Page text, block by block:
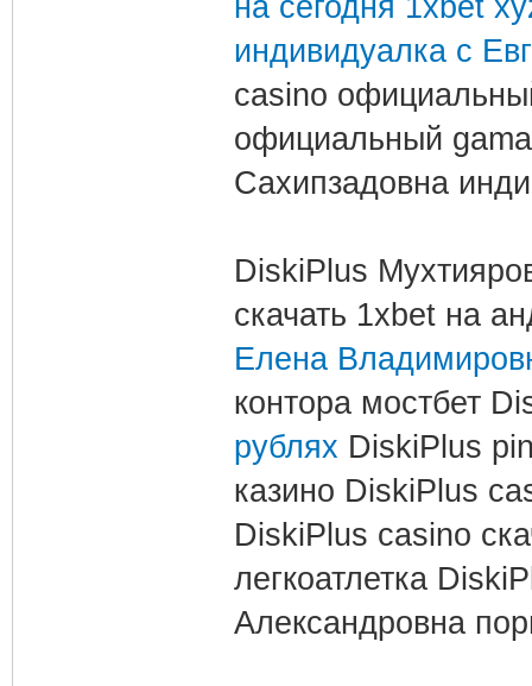
индивидуалка с
casino
официальный
Сахипзадовна
DiskiPlus
скачать 1xbet на
Елена
контора мостбет
рублях DiskiPlus
казино DiskiPlus
DiskiPlus casino
легкоатлетка
Александровна